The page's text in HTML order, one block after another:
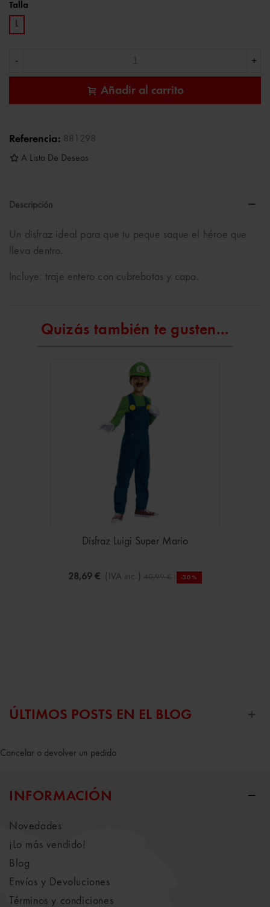
Talla
L
- +
Añadir al carrito
Referencia: 881298
A Lista De Deseos
Descripción
Un disfraz ideal para que tu peque saque el héroe que
lleva dentro.
Incluye: traje entero con cubrebotas y capa.
Quizás también te gusten...
Disfraz Luigi Super Mario
28,69 € (IVA inc.) 40,99 € -30%
ÚLTIMOS POSTS EN EL BLOG
Cancelar o devolver un pedido
INFORMACIÓN
Novedades
¡Lo más vendido!
Blog
Envíos y Devoluciones
Términos y condiciones